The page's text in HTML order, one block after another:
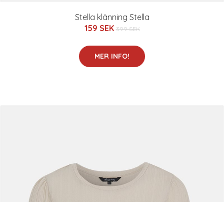
Stella klänning Stella
159 SEK 399 SEK
MER INFO!